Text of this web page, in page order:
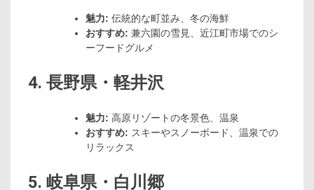
魅力: 伝統的な町並み、冬の海鮮
おすすめ: 兼六園の雪見、近江町市場でのシ
ーフードグルメ
4. 長野県・軽井沢
魅力: 高原リゾートの冬景色、温泉
おすすめ: スキーやスノーボード、温泉での
リラックス
5. 岐阜県・白川郷